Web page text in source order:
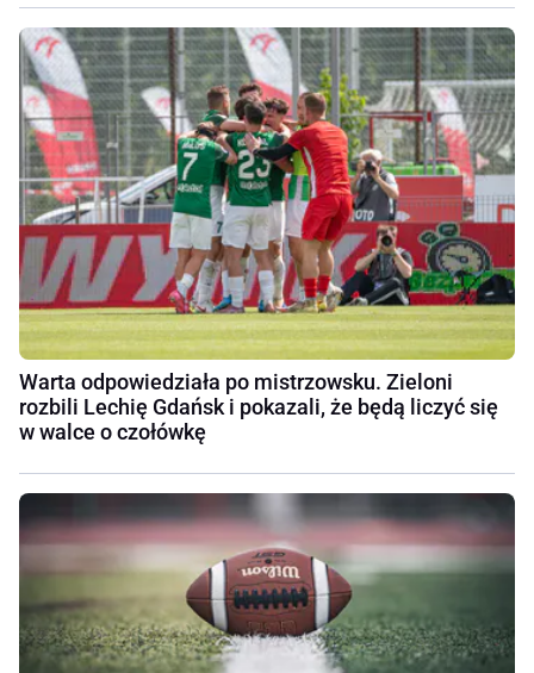
Warta odpowiedziała po mistrzowsku. Zieloni
rozbili Lechię Gdańsk i pokazali, że będą liczyć się
w walce o czołówkę